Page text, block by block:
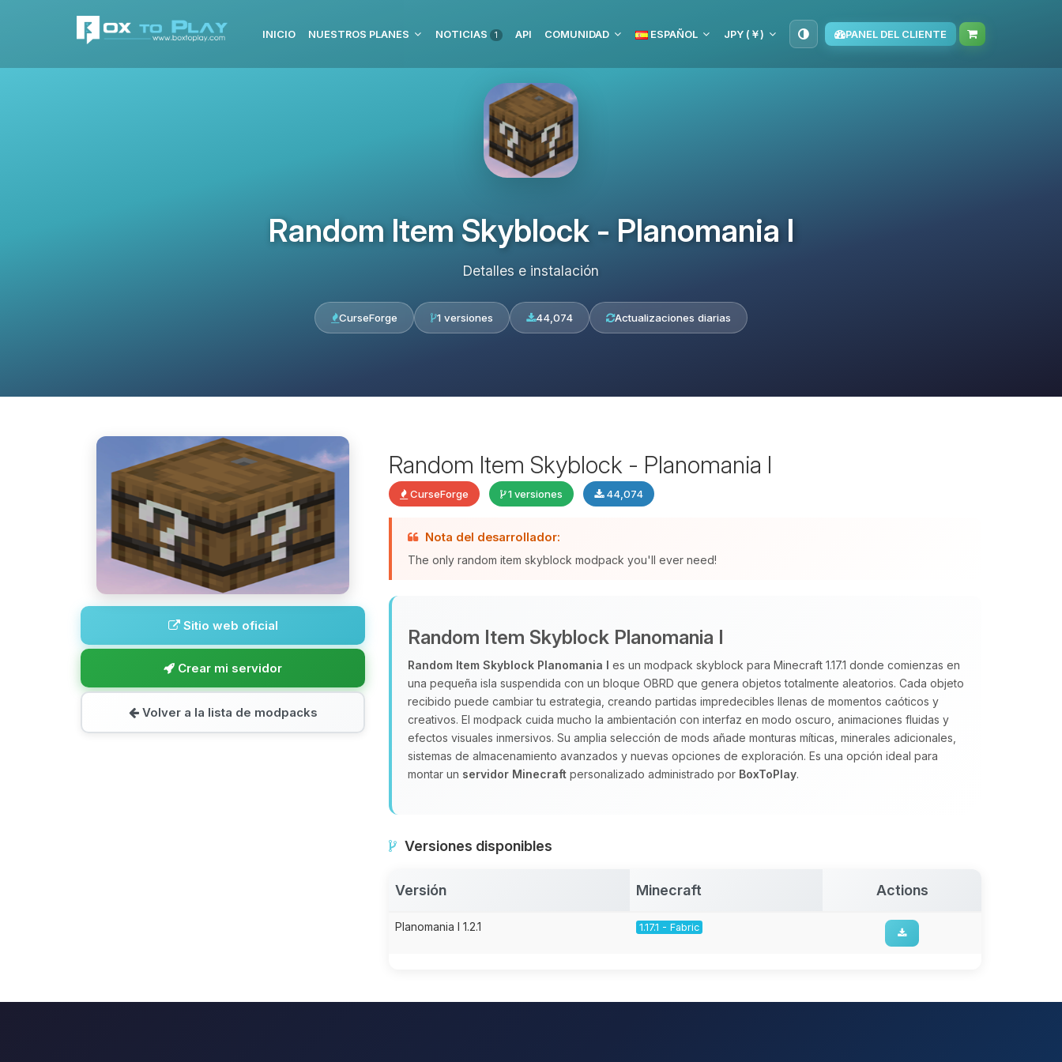
INICIO NUESTROS PLANES NOTICIAS 1 API COMUNIDAD ESPAÑOL JPY (￥) PANEL DEL CLIENTE
Random Item Skyblock - Planomania I
Detalles e instalación
CurseForge 1 versiones 44,074 Actualizaciones diarias
Sitio web oficial
Crear mi servidor
Volver a la lista de modpacks
Random Item Skyblock - Planomania I
CurseForge 1 versiones 44,074
Nota del desarrollador:
The only random item skyblock modpack you'll ever need!
Random Item Skyblock Planomania I
Random Item Skyblock Planomania I es un modpack skyblock para Minecraft 1.17.1 donde comienzas en
una pequeña isla suspendida con un bloque OBRD que genera objetos totalmente aleatorios. Cada objeto
recibido puede cambiar tu estrategia, creando partidas impredecibles llenas de momentos caóticos y
creativos. El modpack cuida mucho la ambientación con interfaz en modo oscuro, animaciones fluidas y
efectos visuales inmersivos. Su amplia selección de mods añade monturas míticas, minerales adicionales,
sistemas de almacenamiento avanzados y nuevas opciones de exploración. Es una opción ideal para
montar un servidor Minecraft personalizado administrado por BoxToPlay.
Versiones disponibles
Versión Minecraft Actions
Planomania I 1.2.1 1.17.1 - Fabric